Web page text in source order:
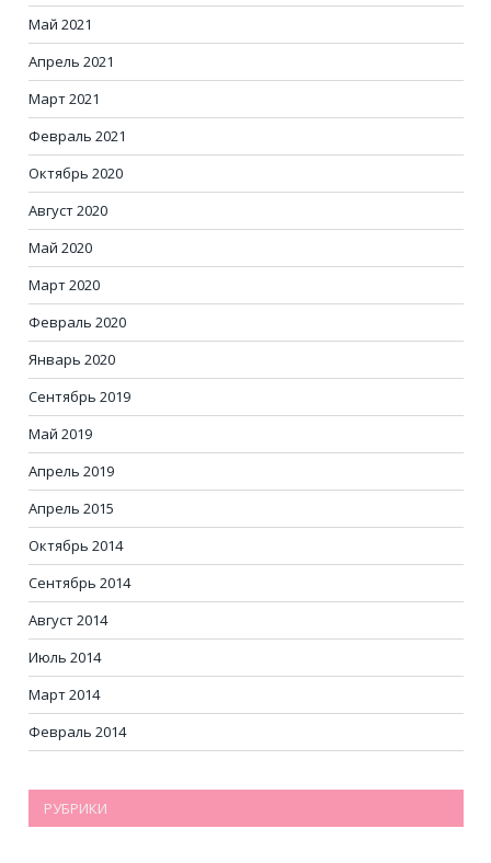
Май 2021
Апрель 2021
Март 2021
Февраль 2021
Октябрь 2020
Август 2020
Май 2020
Март 2020
Февраль 2020
Январь 2020
Сентябрь 2019
Май 2019
Апрель 2019
Апрель 2015
Октябрь 2014
Сентябрь 2014
Август 2014
Июль 2014
Март 2014
Февраль 2014
РУБРИКИ